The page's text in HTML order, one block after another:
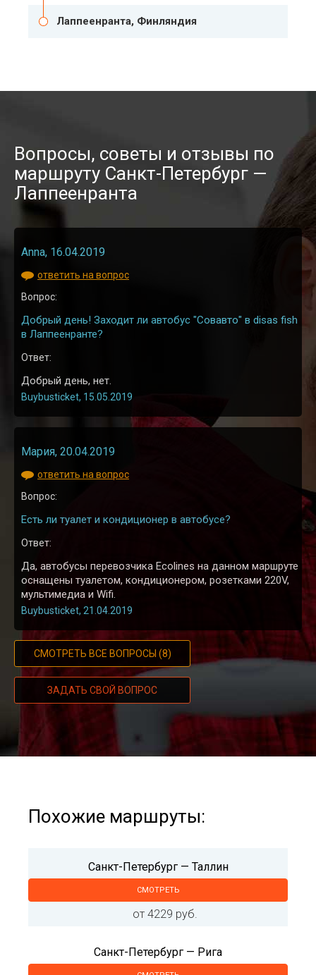
Лаппеенранта, Финляндия
Вопросы, советы и отзывы по
маршруту Санкт-Петербург —
Лаппеенранта
Anna, 16.04.2019
ответить на вопрос
Вопрос:
Добрый день! Заходит ли автобус "Совавто" в disas fish
в Лаппеенранте?
Ответ:
Добрый день, нет.
Buybusticket, 15.05.2019
Мария, 20.04.2019
ответить на вопрос
Вопрос:
Есть ли туалет и кондиционер в автобусе?
Ответ:
Да, автобусы перевозчика Ecolines на данном маршруте
оснащены туалетом, кондиционером, розетками 220V,
мультимедиа и Wifi.
Buybusticket, 21.04.2019
СМОТРЕТЬ ВСЕ ВОПРОСЫ (8)
ЗАДАТЬ СВОЙ ВОПРОС
Похожие маршруты:
Санкт-Петербург — Таллин
СМОТРЕТЬ
от 4229 руб.
Санкт-Петербург — Рига